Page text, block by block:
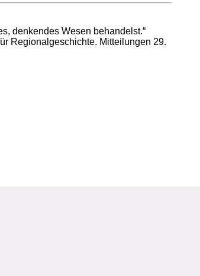
denkendes Wesen behandelst.“
Regionalgeschichte. Mitteilungen 29.